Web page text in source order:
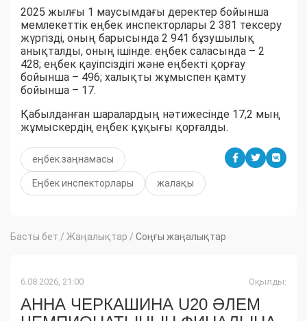
2025 жылғы 1 маусымдағы деректер бойынша
мемлекеттік еңбек инспекторлары 2 381 тексеру
жүргізді, оның барысында 2 941 бұзушылық
анықталды, оның ішінде: еңбек саласында – 2
428; еңбек қауіпсіздігі және еңбекті қорғау
бойынша – 496; халықты жұмыспен қамту
бойынша – 17.
Қабылданған шаралардың нәтижесінде 17,2 мың
жұмыскердің еңбек құқығы қорғалды.
еңбек заңнамасы
Еңбек инспекторлары жалақы
Басты бет / Жаңалықтар / Соңғы жаңалықтар
6.08.2026, 21:00 Оқылды:
АННА ЧЕРКАШИНА U20 ӘЛЕМ